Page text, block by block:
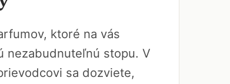
ktoré na vás
nezabudnuteľnú stopu. V
sa dozviete,